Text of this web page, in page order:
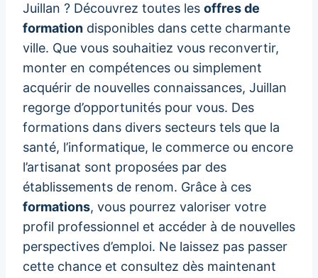
Juillan ? Découvrez toutes les offres de
formation disponibles dans cette charmante
ville. Que vous souhaitiez vous reconvertir,
monter en compétences ou simplement
acquérir de nouvelles connaissances, Juillan
regorge d’opportunités pour vous. Des
formations dans divers secteurs tels que la
santé, l’informatique, le commerce ou encore
l’artisanat sont proposées par des
établissements de renom. Grâce à ces
formations, vous pourrez valoriser votre
profil professionnel et accéder à de nouvelles
perspectives d’emploi. Ne laissez pas passer
cette chance et consultez dès maintenant